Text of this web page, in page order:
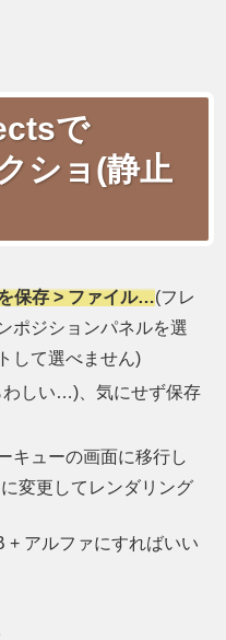
で
ショ(静止
保存 > ファイル…(フレ
ポジションパネルを選
して選べません)
わしい…)、気にせず保存
キューの画面に移行し
変更してレンダリング
+ アルファにすればいい